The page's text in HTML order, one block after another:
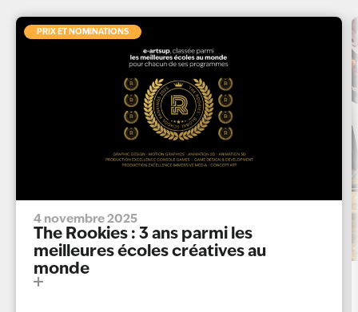
PRIX ET NOMINATIONS
4 novembre 2025
The Rookies : 3 ans parmi les
meilleures écoles créatives au
monde